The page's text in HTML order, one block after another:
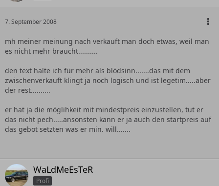
7. September 2008
mh meiner meinung nach verkauft man doch etwas, weil man
es nicht mehr braucht..........
den text halte ich für mehr als blödsinn.......das mit dem
zwischenverkauft klingt ja noch logisch und ist legetim.....aber
der rest..........
er hat ja die möglihkeit mit mindestpreis einzustellen, tut er
das nicht pech.....ansonsten kann er ja auch den startpreis auf
das gebot setzten was er min. will.......
WaLdMeEsTeR
Profi